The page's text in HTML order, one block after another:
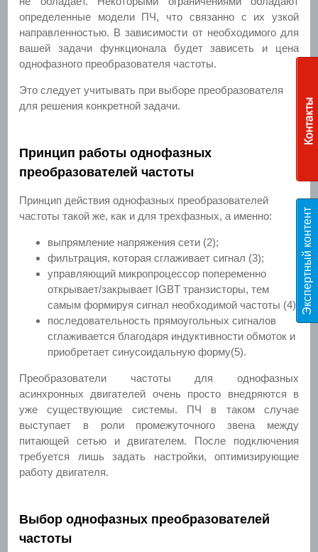
Э
к
с
п
е
р
т
н
ы
й
к
о
н
т
е
н
т
T
E
S
определенные модели ПЧ, что связанно с их узкой
направленностью. В зависимости от необходимого для
вашей задачи функционала будет зависеть и цена
однофазного преобразователя частоты.
Это следует учитывать при выборе преобразователя
для решения конкретной задачи.
Принцип работы однофазных
преобразователей частоты
Принцип действия однофазных преобразователей
частоты такой же, как и для трехфазных, а именно:
выпрямление напряжения сети (2);
фильтрация, которая сглаживает сигнал (3);
управляющий микропроцессор попеременно
открывает/закрывает IGBT транзисторы, тем
самым формируя сигнал необходимой частоты (4);
последовательность прямоугольных сигналов
сглаживается благодаря индуктивности обмоток и
приобретает синусоидальную форму(5).
Преобразователи частоты для однофазных
асинхронных двигателей очень просто внедряются в
уже существующие системы. ПЧ в таком случае
выступает в роли промежуточного звена между
питающей сетью и двигателем. После подключения
требуется лишь задать настройки, оптимизирующие
работу двигателя.
Выбор однофазных преобразователей
частоты